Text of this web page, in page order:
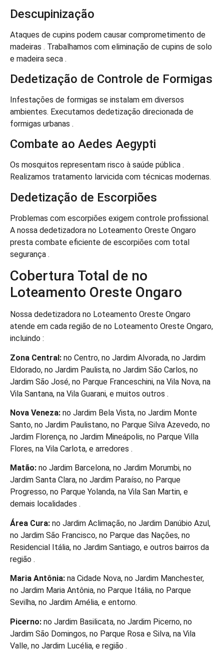
Descupinização
Ataques de cupins podem causar comprometimento de
madeiras . Trabalhamos com eliminação de cupins de solo
e madeira seca .
Dedetização de Controle de Formigas
Infestações de formigas se instalam em diversos
ambientes. Executamos dedetização direcionada de
formigas urbanas .
Combate ao Aedes Aegypti
Os mosquitos representam risco à saúde pública .
Realizamos tratamento larvicida com técnicas modernas.
Dedetização de Escorpiões
Problemas com escorpiões exigem controle profissional.
A nossa dedetizadora no Loteamento Oreste Ongaro
presta combate eficiente de escorpiões com total
segurança .
Cobertura Total de no
Loteamento Oreste Ongaro
Nossa dedetizadora no Loteamento Oreste Ongaro
atende em cada região de no Loteamento Oreste Ongaro,
incluindo :
Zona Central: no Centro, no Jardim Alvorada, no Jardim
Eldorado, no Jardim Paulista, no Jardim São Carlos, no
Jardim São José, no Parque Franceschini, na Vila Nova, na
Vila Santana, na Vila Guarani, e muitos outros .
Nova Veneza: no Jardim Bela Vista, no Jardim Monte
Santo, no Jardim Paulistano, no Parque Silva Azevedo, no
Jardim Florença, no Jardim Mineápolis, no Parque Villa
Flores, na Vila Carlota, e arredores .
Matão: no Jardim Barcelona, no Jardim Morumbi, no
Jardim Santa Clara, no Jardim Paraíso, no Parque
Progresso, no Parque Yolanda, na Vila San Martin, e
demais localidades .
Área Cura: no Jardim Aclimação, no Jardim Danúbio Azul,
no Jardim São Francisco, no Parque das Nações, no
Residencial Itália, no Jardim Santiago, e outros bairros da
região .
Maria Antônia: na Cidade Nova, no Jardim Manchester,
no Jardim Maria Antônia, no Parque Itália, no Parque
Sevilha, no Jardim Amélia, e entorno.
Picerno: no Jardim Basilicata, no Jardim Picerno, no
Jardim São Domingos, no Parque Rosa e Silva, na Vila
Valle, no Jardim Lucélia, e região .